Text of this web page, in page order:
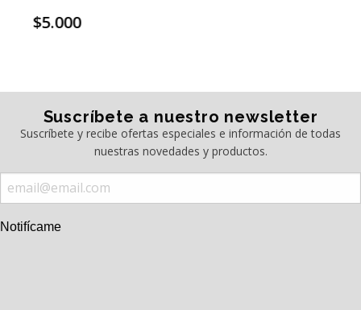
Suscríbete a nuestro newsletter
Suscríbete y recibe ofertas especiales e información de todas
nuestras novedades y productos.
Notifícame